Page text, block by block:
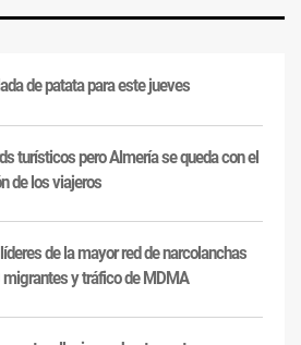
de patata para este jueves
turísticos pero Almería se queda con el
de los viajeros
de la mayor red de narcolanchas
y tráfico de MDMA